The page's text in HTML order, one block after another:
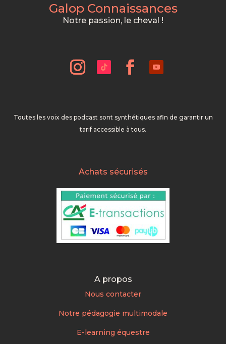
Galop Connaissances
Notre passion, le cheval !
Toutes les voix des podcast sont synthétiques afin de garantir un
tarif accessible à tous.
Achats sécurisés
A propos
Nous contacter
Notre pédagogie multimodale
E-learning équestre